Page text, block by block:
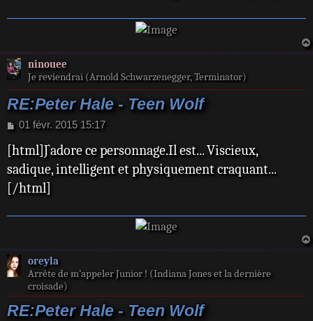
ninouee
Je reviendrai (Arnold Schwarzenegger, Terminator)
RE:Peter Hale - Teen Wolf
M
s
a
g
01 févr. 2015 15:17
[html]J`adore ce personnage.Il est... Viscieux,
sadique, intelligent et physiquement craquant...
[/html]
oreyla
Arrête de m’appeler Junior ! (Indiana Jones et la dernière
croisade)
RE:Peter Hale - Teen Wolf